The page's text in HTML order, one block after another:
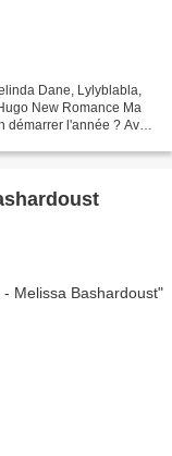
Dane, Lylyblabla,
New Romance Ma
l'année ? Avec